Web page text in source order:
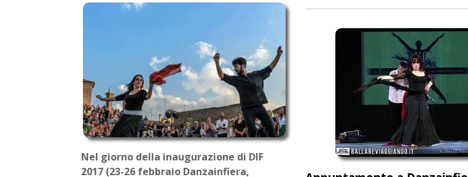
Nel giorno della inaugurazione di DIF
2017 (23-26 febbraio Danzainfiera,